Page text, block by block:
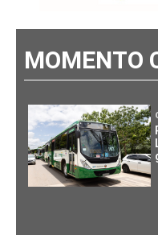
MOMENTO